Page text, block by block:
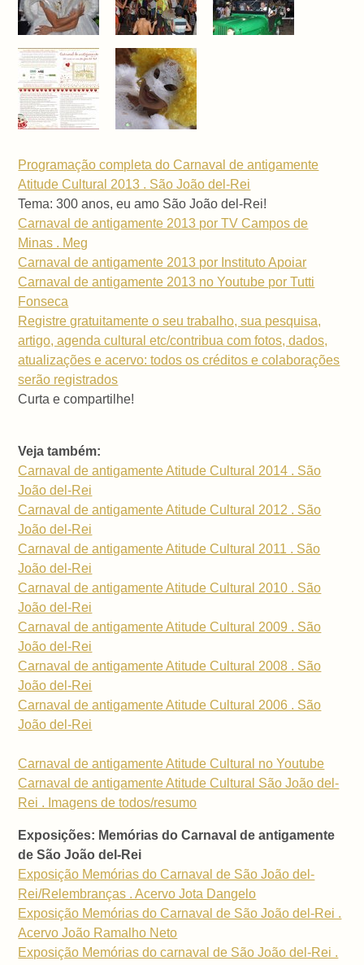
Programação completa do Carnaval de antigamente
Atitude Cultural 2013 . São João del-Rei
Tema: 300 anos, eu amo São João del-Rei!
Carnaval de antigamente 2013 por TV Campos de
Minas . Meg
Carnaval de antigamente 2013 por Instituto Apoiar
Carnaval de antigamente 2013 no Youtube por Tutti
Fonseca
Registre gratuitamente o seu trabalho, sua pesquisa,
artigo, agenda cultural etc/contribua com fotos, dados,
atualizações e acervo: todos os créditos e colaborações
serão registrados
Curta e compartilhe!
Veja também:
Carnaval de antigamente Atitude Cultural 2014 . São
João del-Rei
Carnaval de antigamente Atitude Cultural 2012 . São
João del-Rei
Carnaval de antigamente Atitude Cultural 2011 . São
João del-Rei
Carnaval de antigamente Atitude Cultural 2010 . São
João del-Rei
Carnaval de antigamente Atitude Cultural 2009 . São
João del-Rei
Carnaval de antigamente Atitude Cultural 2008 . São
João del-Rei
Carnaval de antigamente Atitude Cultural 2006 . São
João del-Rei
Carnaval de antigamente Atitude Cultural no Youtube
Carnaval de antigamente Atitude Cultural São João del-
Rei . Imagens de todos/resumo
Exposições: Memórias do Carnaval de antigamente
de São João del-Rei
Exposição Memórias do Carnaval de São João del-
Rei/Relembranças . Acervo Jota Dangelo
Exposição Memórias do Carnaval de São João del-Rei .
Acervo João Ramalho Neto
Exposição Memórias do carnaval de São João del-Rei .